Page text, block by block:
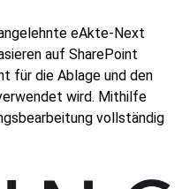
eAkte-Next
auf SharePoint
für die Ablage und den
wird. Mithilfe
vollständig